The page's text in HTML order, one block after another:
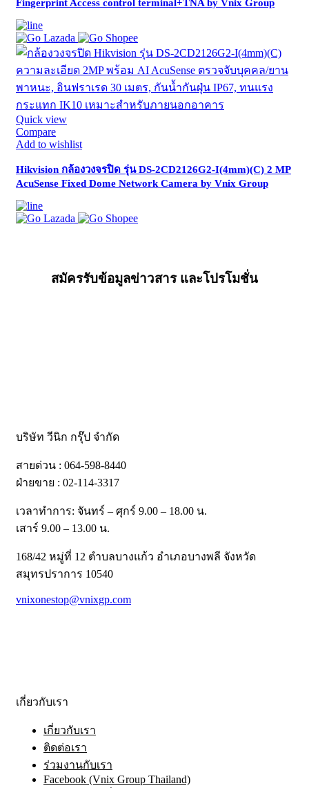
Fingerprint Access control terminal+TNA by Vnix Group
Quick view
Compare
Add to wishlist
Hikvision กล้องวงจรปิด รุ่น DS-2CD2126G2-I(4mm)(C) 2 MP
AcuSense Fixed Dome Network Camera by Vnix Group
สมัครรับข้อมูลข่าวสาร และโปรโมชั่น
บริษัท วีนิก กรุ๊ป จำกัด
สายด่วน : 064-598-8440
ฝ่ายขาย : 02-114-3317
เวลาทำการ: จันทร์ – ศุกร์ 9.00 – 18.00 น.
เสาร์ 9.00 – 13.00 น.
168/42 หมู่ที่ 12 ตำบลบางแก้ว อำเภอบางพลี จังหวัด
สมุทรปราการ 10540
vnixonestop@vnixgp.com
เกี่ยวกับเรา
เกี่ยวกับเรา
ติดต่อเรา
ร่วมงานกับเรา
Facebook (Vnix Group Thailand)